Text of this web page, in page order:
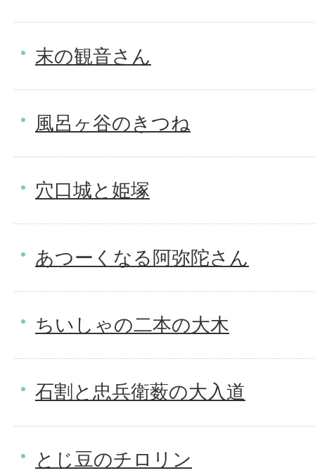
末の観音さん
風呂ヶ谷のきつね
穴口城と姫塚
あつーくなる阿弥陀さん
ちいしゃの二本の大木
石割と忠兵衛薮の大入道
とじ豆のチロリン